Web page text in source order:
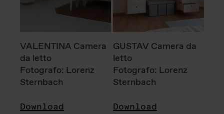
VALENTINA Camera
da letto
Fotografo: Lorenz
Sternbach
Download
GUSTAV Camera da
letto
Fotografo: Lorenz
Sternbach
Download